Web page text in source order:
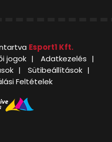
Esport1 Kft.
jogok
Adatkezelés
Sütibeállítások
Feltételek